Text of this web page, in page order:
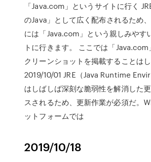
「Java.com」というサイトに行く
のJava」として広く配布されるため
には「Java.com」という親しみやす
トに行きます。 ここでは「
クリーンショットを掲載することは
2019/10/01 JRE（Java Runtime
はしばしば深刻な脆弱性を解消した
スされるため、更新作業が必須だ。
ットフォームでは
2019/10/18